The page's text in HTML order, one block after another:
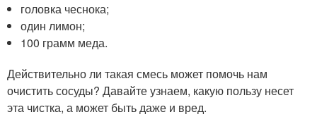
головка чеснока;
один лимон;
100 грамм меда.
Действительно ли такая смесь может помочь нам
очистить сосуды? Давайте узнаем, какую пользу несет
эта чистка, а может быть даже и вред.